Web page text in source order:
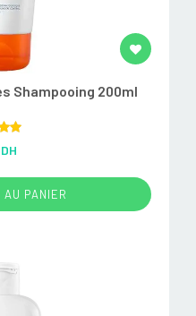
Shampooing 200ml
5
PANIER